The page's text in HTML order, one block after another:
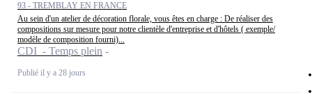
93 - TREMBLAY EN FRANCE
Au sein d'un atelier de décoration florale, vous êtes en charge : De réaliser des
compositions sur mesure pour notre clientèle d'entreprise et d'hôtels ( exemple/
modèle de composition fourni)...
CDI - Temps plein
Publié il y a 28 jours